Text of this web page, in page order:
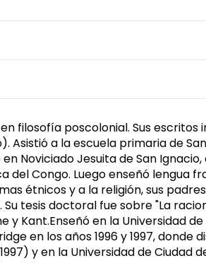
filosofía poscolonial. Sus escritos
Asistió a la escuela primaria de
Noviciado Jesuita de San
del Congo. Luego enseñó lengua
étnicos y a la religión, sus
Su tesis doctoral fue sobre "La
Kant.Enseñó en la Universidad
en los años 1996 y 1997, donde
y en la Universidad de Ciudad